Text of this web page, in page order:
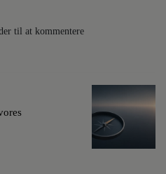
til at kommentere